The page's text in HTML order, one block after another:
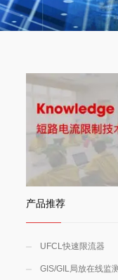
产品推荐
UFCL快速限流器
GIS/GIL局放在线监